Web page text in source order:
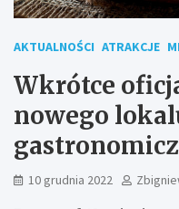
AKTUALNOŚCI ATRAKCJE
Wkrótce
nowego
10 grudnia 2022